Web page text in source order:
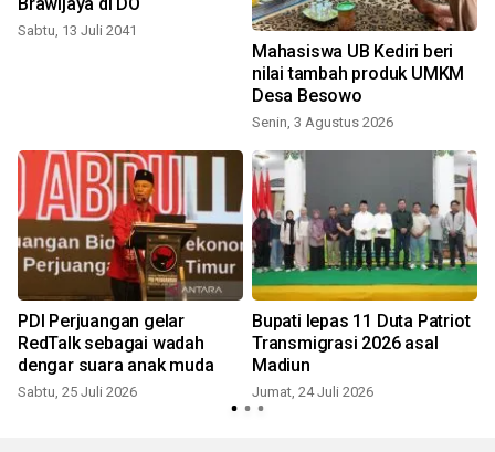
Sabtu, 13 Juli 2041
Mahasiswa UB Kediri beri
nilai tambah produk UMKM
Desa Besowo
Senin, 3 Agustus 2026
PDI Perjuangan gelar
RedTalk sebagai wadah
dengar suara anak muda
Sabtu, 25 Juli 2026
Bupati lepas 11 Duta Patriot
Transmigrasi 2026 asal
Madiun
Jumat, 24 Juli 2026